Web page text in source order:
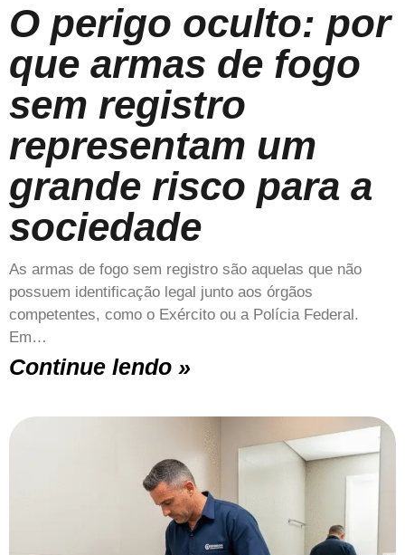
O perigo oculto: por
que armas de fogo
sem registro
representam um
grande risco para a
sociedade
As armas de fogo sem registro são aquelas que não
possuem identificação legal junto aos órgãos
competentes, como o Exército ou a Polícia Federal.
Em…
Continue lendo »